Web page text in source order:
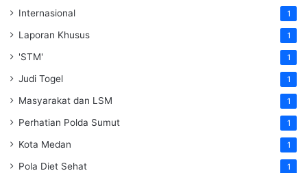
Internasional 1
Laporan Khusus 1
'STM' 1
Judi Togel 1
Masyarakat dan LSM 1
Perhatian Polda Sumut 1
Kota Medan 1
Pola Diet Sehat 1